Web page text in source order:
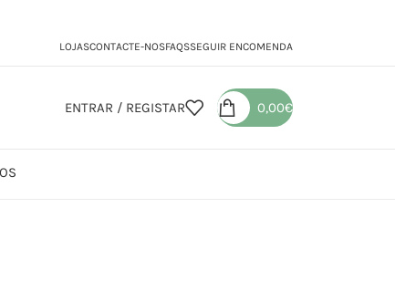
LOJASCONTACTE-NOSFAQSSEGUIR ENCOMENDA
ENTRAR / REGISTAR 0,00€